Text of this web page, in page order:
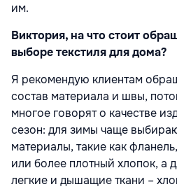
им.
Виктория, на что стоит
выборе текстиля для дома?
Я рекомендую клиентам
состав материала и швы,
многое говорят о качестве
сезон: для зимы чаще
материалы, такие как
или более плотный хлопок, а
легкие и дышащие ткани –